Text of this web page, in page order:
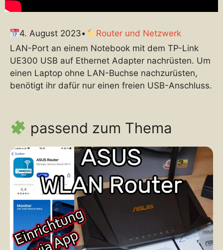
4. August 2023•
Router und Netzwerk
LAN-Port an einem Notebook mit dem TP-Link
UE300 USB auf Ethernet Adapter nachrüsten. Um
einen Laptop ohne LAN-Buchse nachzurüsten,
benötigt ihr dafür nur einen freien USB-Anschluss.
passend zum Thema